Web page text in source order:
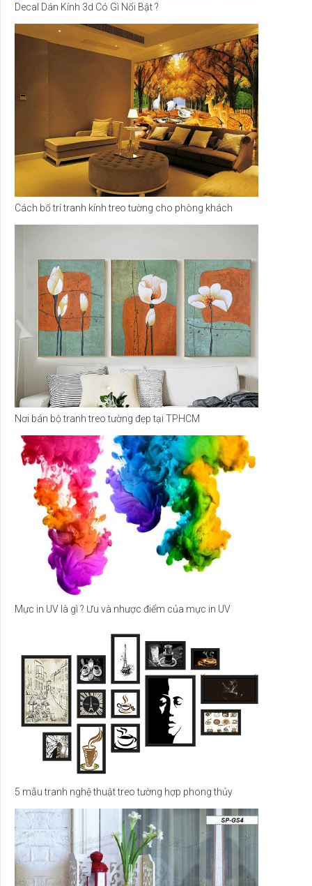
Decal Dán Kính 3d Có Gì Nổi Bật ?
Cách bố trí tranh kính treo tường cho phòng khách
Nơi bán bộ tranh treo tường đẹp tại TPHCM
Mực in UV là gì ? Ưu và nhược điểm của mực in UV
5 mẫu tranh nghệ thuật treo tường hợp phong thủy